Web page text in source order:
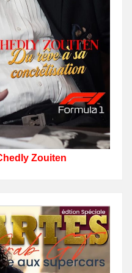
Zouiten